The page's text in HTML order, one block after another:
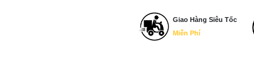
Giao Hàng Siêu Tốc
Miễn Phí